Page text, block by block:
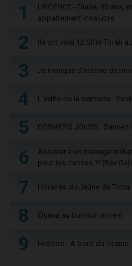
1
URGENCE - Diane, 80 ans,
appartement insalubre
2 Ils ont volé 12 Sifré Torah
3 Je manque d'estime de
4 L'édito de la semaine - En
5 DERNIERS JOURS :
6
Assister à un mariage
pour les danses ?! (Rav
7 Horaires du Jeûne de Ticha
8 Elyana au buisson ardent
9 Histoire - À bord du Titanic